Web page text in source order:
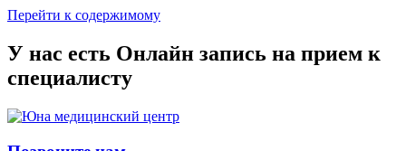
Перейти к содержимому
У нас есть Онлайн запись на прием к
специалисту